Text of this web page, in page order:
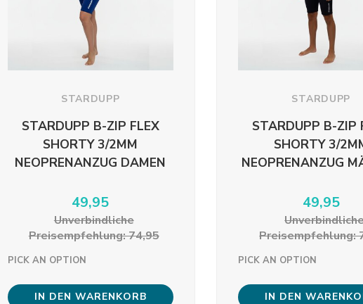
STARDUPP
STARDUPP B-ZIP FLEX
SHORTY 3/2MM
NEOPRENANZUG DAMEN
49,95
Unverbindliche
Preisempfehlung: 74,95
PICK AN OPTION
IN DEN WARENKORB
STARDUPP
STARDUPP B-ZIP
SHORTY 3/
NEOPRENANZUG
49,95
Preisempfehlung:
PICK AN OPTION
IN DEN